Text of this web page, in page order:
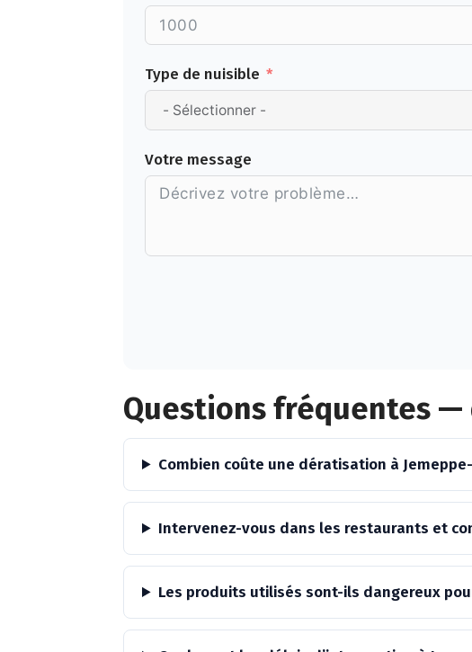
Type de nuisible
Votre message
Questions fréquentes —
Combien coûte une dératisation à
Intervenez-vous dans les restaurants et
Les produits utilisés sont-ils dangereux